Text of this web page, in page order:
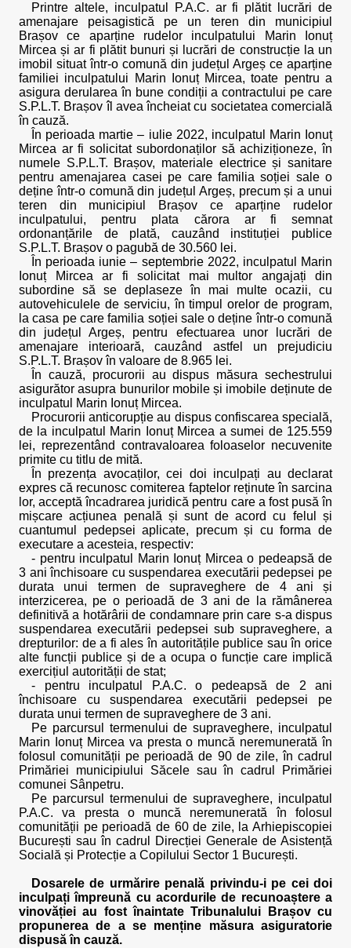
Printre altele, inculpatul P.A.C. ar fi plătit lucrări de
amenajare peisagistică pe un teren din municipiul
Brașov ce aparține rudelor inculpatului Marin Ionuț
Mircea și ar fi plătit bunuri și lucrări de construcție la un
imobil situat într-o comună din județul Argeș ce aparține
familiei inculpatului Marin Ionuț Mircea, toate pentru a
asigura derularea în bune condiții a contractului pe care
S.P.L.T. Brașov îl avea încheiat cu societatea comercială
în cauză.
În perioada martie – iulie 2022, inculpatul Marin Ionuț
Mircea ar fi solicitat subordonaților să achiziționeze, în
numele S.P.L.T. Brașov, materiale electrice și sanitare
pentru amenajarea casei pe care familia soției sale o
deține într-o comună din județul Argeș, precum și a unui
teren din municipiul Brașov ce aparține rudelor
inculpatului, pentru plata cărora ar fi semnat
ordonanțările de plată, cauzând instituției publice
S.P.L.T. Brașov o pagubă de 30.560 lei.
În perioada iunie – septembrie 2022, inculpatul Marin
Ionuț Mircea ar fi solicitat mai multor angajați din
subordine să se deplaseze în mai multe ocazii, cu
autovehiculele de serviciu, în timpul orelor de program,
la casa pe care familia soției sale o deține într-o comună
din județul Argeș, pentru efectuarea unor lucrări de
amenajare interioară, cauzând astfel un prejudiciu
S.P.L.T. Brașov în valoare de 8.965 lei.
În cauză, procurorii au dispus măsura sechestrului
asigurător asupra bunurilor mobile și imobile deținute de
inculpatul Marin Ionuț Mircea.
Procurorii anticorupție au dispus confiscarea specială,
de la inculpatul Marin Ionuț Mircea a sumei de 125.559
lei, reprezentând contravaloarea foloaselor necuvenite
primite cu titlu de mită.
În prezența avocaților, cei doi inculpați au declarat
expres că recunosc comiterea faptelor reținute în sarcina
lor, acceptă încadrarea juridică pentru care a fost pusă în
mișcare acțiunea penală și sunt de acord cu felul și
cuantumul pedepsei aplicate, precum și cu forma de
executare a acesteia, respectiv:
- pentru inculpatul Marin Ionuț Mircea o pedeapsă de
3 ani închisoare cu suspendarea executării pedepsei pe
durata unui termen de supraveghere de 4 ani și
interzicerea, pe o perioadă de 3 ani de la rămânerea
definitivă a hotărârii de condamnare prin care s-a dispus
suspendarea executării pedepsei sub supraveghere, a
drepturilor: de a fi ales în autoritățile publice sau în orice
alte funcții publice și de a ocupa o funcție care implică
exercițiul autorității de stat;
- pentru inculpatul P.A.C. o pedeapsă de 2 ani
închisoare cu suspendarea executării pedepsei pe
durata unui termen de supraveghere de 3 ani.
Pe parcursul termenului de supraveghere, inculpatul
Marin Ionuț Mircea va presta o muncă neremunerată în
folosul comunității pe perioadă de 90 de zile, în cadrul
Primăriei municipiului Săcele sau în cadrul Primăriei
comunei Sânpetru.
Pe parcursul termenului de supraveghere, inculpatul
P.A.C. va presta o muncă neremunerată în folosul
comunității pe perioadă de 60 de zile, la Arhiepiscopiei
București sau în cadrul Direcției Generale de Asistență
Socială și Protecție a Copilului Sector 1 București.
Dosarele de urmărire penală privindu-i pe cei doi
inculpați împreună cu acordurile de recunoaștere a
vinovăției au fost înaintate Tribunalului Brașov cu
propunerea de a se menține măsura asiguratorie
dispusă în cauză.